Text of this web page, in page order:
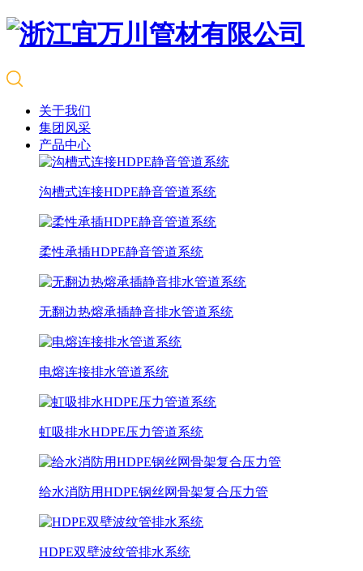
关于我们
集团风采
产品中心
沟槽式连接HDPE静音管道系统
柔性承插HDPE静音管道系统
无翻边热熔承插静音排水管道系统
电熔连接排水管道系统
虹吸排水HDPE压力管道系统
给水消防用HDPE钢丝网骨架复合压力管
HDPE双壁波纹管排水系统